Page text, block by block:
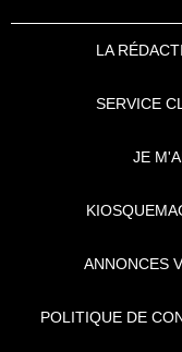
LA
SERVICE
JE
ANNONCES
POLITIQUE DE